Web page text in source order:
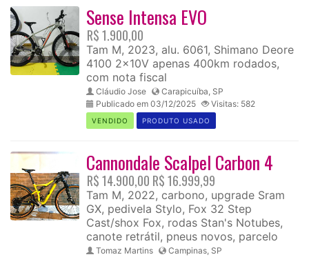
Sense Intensa EVO
R$ 1.900,00
Tam M, 2023, alu. 6061, Shimano Deore
4100 2x10V apenas 400km rodados,
com nota fiscal
Cláudio Jose
Carapicuíba, SP
Publicado em 03/12/2025
Visitas: 582
VENDIDO PRODUTO USADO
Cannondale Scalpel Carbon 4
R$ 14.900,00 R$ 16.999,99
Tam M, 2022, carbono, upgrade Sram
GX, pedivela Stylo, Fox 32 Step
Cast/shox Fox, rodas Stan's Notubes,
canote retrátil, pneus novos, parcelo
Tomaz Martins
Campinas, SP